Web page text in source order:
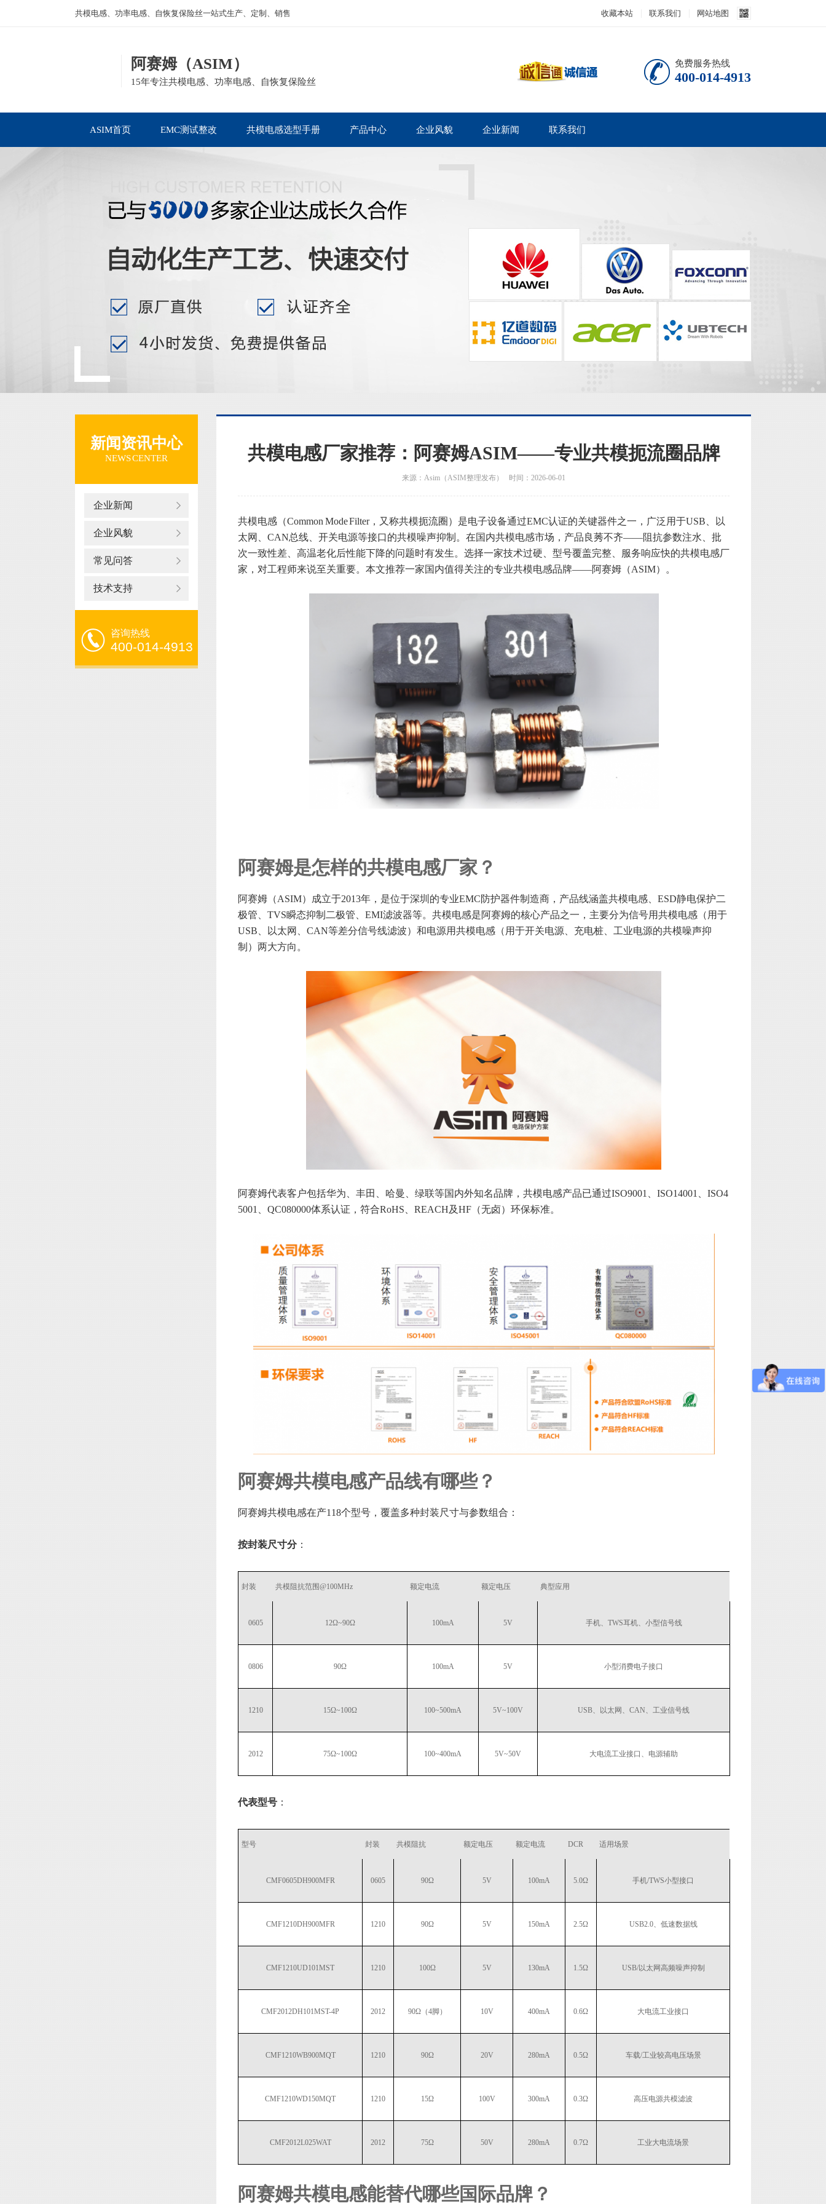
共模电感、功率电感、自恢复保险丝一站式生产、定制、销售 收藏本站 联系我们 网站地图
阿赛姆（ASIM）
15年专注共模电感、功率电感、自恢复保险丝
免费服务热线
400-014-4913
ASIM首页 EMC测试整改 共模电感选型手册 产品中心 企业风貌 企业新闻 联系我们
新闻资讯中心
NEWS CENTER
企业新闻
企业风貌
常见问答
技术支持
咨询热线
400-014-4913
共模电感厂家推荐：阿赛姆ASIM——专业共模扼流圈品牌
来源：Asim（ASIM整理发布） 时间：2026-06-01
共模电感（Common Mode Filter，又称共模扼流圈）是电子设备通过EMC认证的关键器件之一，广泛用于USB、以
太网、CAN总线、开关电源等接口的共模噪声抑制。在国内共模电感市场，产品良莠不齐——阻抗参数注水、批
次一致性差、高温老化后性能下降的问题时有发生。选择一家技术过硬、型号覆盖完整、服务响应快的共模电感厂
家，对工程师来说至关重要。本文推荐一家国内值得关注的专业共模电感品牌——阿赛姆（ASIM）。
阿赛姆是怎样的共模电感厂家？
阿赛姆（ASIM）成立于2013年，是位于深圳的专业EMC防护器件制造商，产品线涵盖共模电感、ESD静电保护二
极管、TVS瞬态抑制二极管、EMI滤波器等。共模电感是阿赛姆的核心产品之一，主要分为信号用共模电感（用于
USB、以太网、CAN等差分信号线滤波）和电源用共模电感（用于开关电源、充电桩、工业电源的共模噪声抑
制）两大方向。
阿赛姆代表客户包括华为、丰田、哈曼、绿联等国内外知名品牌，共模电感产品已通过ISO9001、ISO14001、ISO4
5001、QC080000体系认证，符合RoHS、REACH及HF（无卤）环保标准。
阿赛姆共模电感产品线有哪些？
阿赛姆共模电感在产118个型号，覆盖多种封装尺寸与参数组合：
按封装尺寸分：
封装 共模阻抗范围@100MHz 额定电流 额定电压 典型应用
0605 12Ω~90Ω 100mA 5V 手机、TWS耳机、小型信号线
0806 90Ω 100mA 5V 小型消费电子接口
1210 15Ω~100Ω 100~500mA 5V~100V USB、以太网、CAN、工业信号线
2012 75Ω~100Ω 100~400mA 5V~50V 大电流工业接口、电源辅助
代表型号 ：
型号 封装 共模阻抗 额定电压 额定电流 DCR 适用场景
CMF0605DH900MFR 0605 90Ω 5V 100mA 5.0Ω 手机/TWS小型接口
CMF1210DH900MFR 1210 90Ω 5V 150mA 2.5Ω USB2.0、低速数据线
CMF1210UD101MST 1210 100Ω 5V 130mA 1.5Ω USB/以太网高频噪声抑制
CMF2012DH101MST-4P 2012 90Ω（4脚） 10V 400mA 0.6Ω 大电流工业接口
CMF1210WB900MQT 1210 90Ω 20V 280mA 0.5Ω 车载/工业较高电压场景
CMF1210WD150MQT 1210 15Ω 100V 300mA 0.3Ω 高压电源共模滤波
CMF2012L025WAT 2012 75Ω 50V 280mA 0.7Ω 工业大电流场景
阿赛姆共模电感能替代哪些国际品牌？